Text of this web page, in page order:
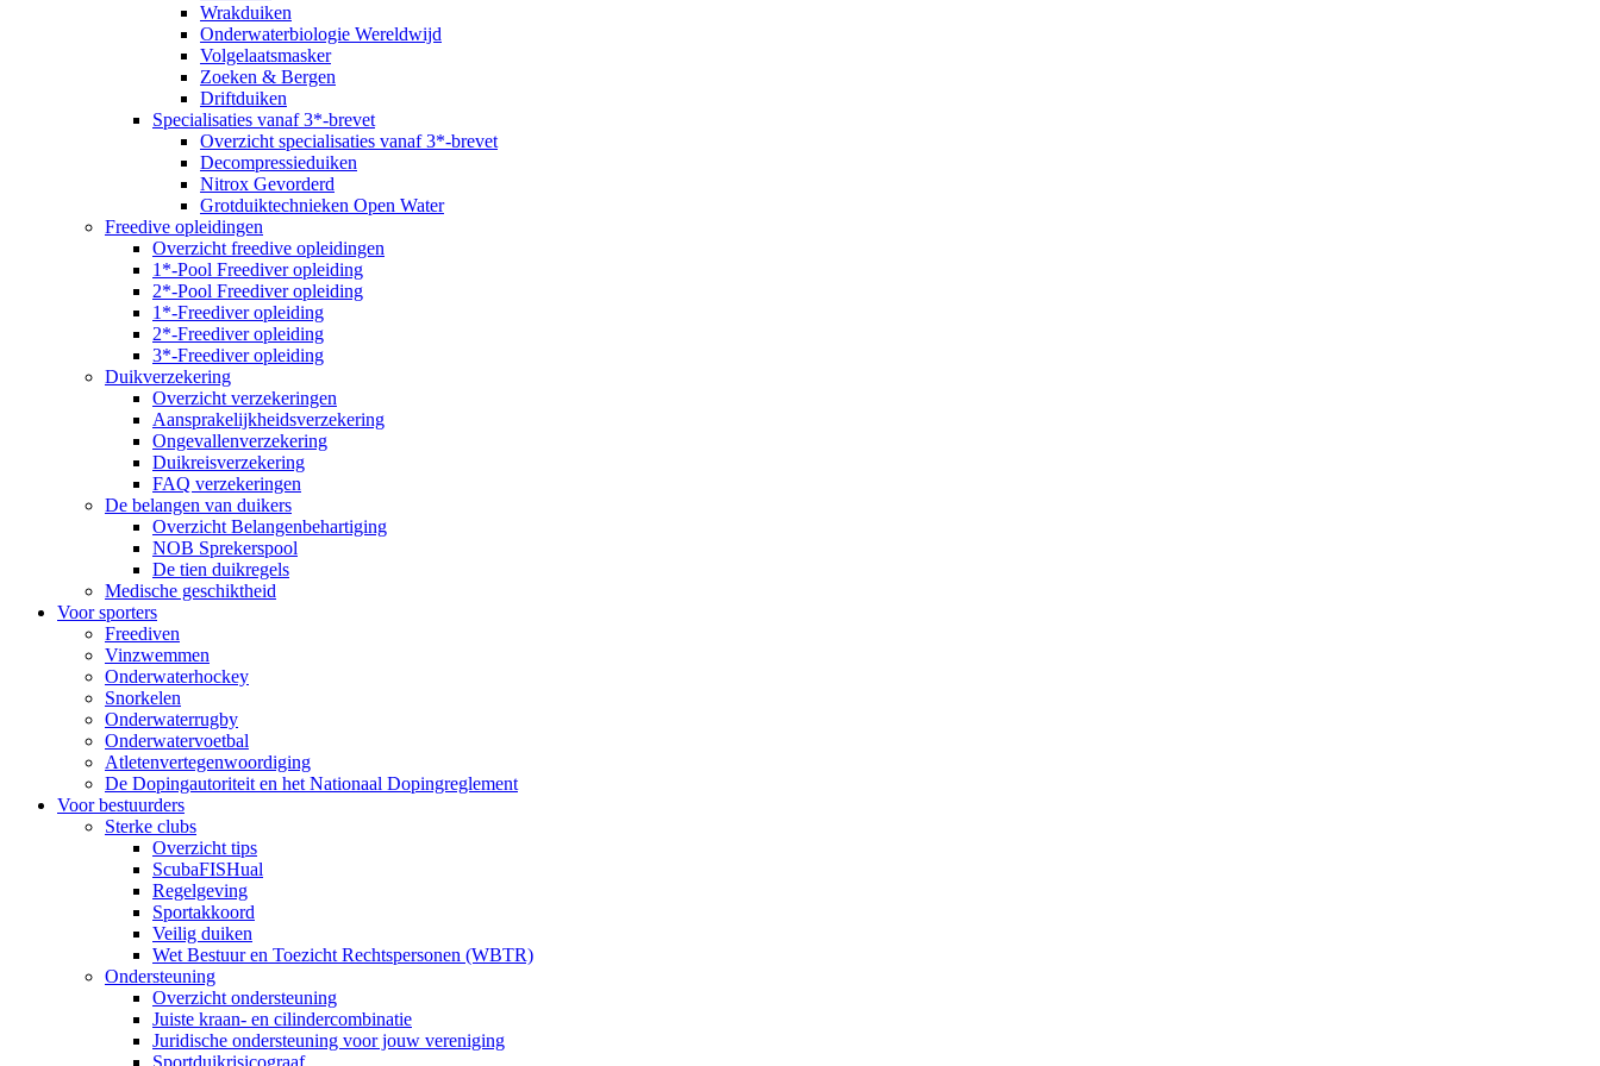
Wrakduiken
Onderwaterbiologie Wereldwijd
Volgelaatsmasker
Zoeken & Bergen
Driftduiken
Specialisaties vanaf 3*-brevet
Overzicht specialisaties vanaf 3*-brevet
Decompressieduiken
Nitrox Gevorderd
Grotduiktechnieken Open Water
Freedive opleidingen
Overzicht freedive opleidingen
1*-Pool Freediver opleiding
2*-Pool Freediver opleiding
1*-Freediver opleiding
2*-Freediver opleiding
3*-Freediver opleiding
Duikverzekering
Overzicht verzekeringen
Aansprakelijkheidsverzekering
Ongevallenverzekering
Duikreisverzekering
FAQ verzekeringen
De belangen van duikers
Overzicht Belangenbehartiging
NOB Sprekerspool
De tien duikregels
Medische geschiktheid
Voor sporters
Freediven
Vinzwemmen
Onderwaterhockey
Snorkelen
Onderwaterrugby
Onderwatervoetbal
Atletenvertegenwoordiging
De Dopingautoriteit en het Nationaal Dopingreglement
Voor bestuurders
Sterke clubs
Overzicht tips
ScubaFISHual
Regelgeving
Sportakkoord
Veilig duiken
Wet Bestuur en Toezicht Rechtspersonen (WBTR)
Ondersteuning
Overzicht ondersteuning
Juiste kraan- en cilindercombinatie
Juridische ondersteuning voor jouw vereniging
Sportduikrisicograaf